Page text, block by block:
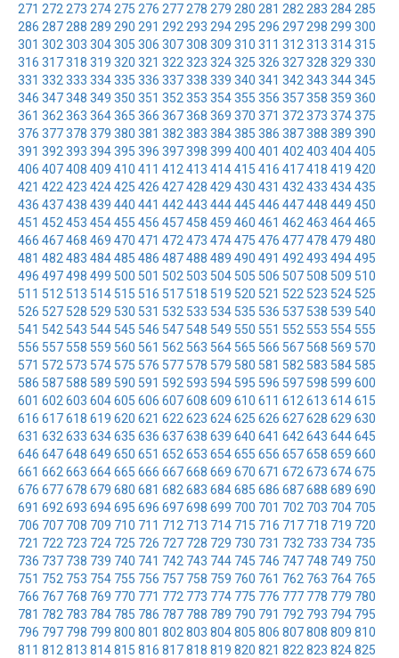
271 272 273 274 275 276 277 278 279 280 281 282 283 284 285
286 287 288 289 290 291 292 293 294 295 296 297 298 299 300
301 302 303 304305 306 307308 309 310 311 312 313 314315
316 317318 319 320 321 322 323 324325 326 327328 329 330
331 332 333 334335 336 337338 339 340 341 342 343 344345
346 347348 349 350 351 352 353 354355 356 357358 359 360
361 362 363 364365 366 367368 369 370 371 372 373 374375
376 377378 379 380 381 382 383 384385 386 387388 389 390
391 392 393 394395 396 397398 399 400 401 402 403 404405
406 407408 409 410 411 412 413 414415 416 417418 419 420
421 422 423 424425 426 427428 429 430 431 432 433 434435
436 437438 439 440 441 442 443 444445 446 447448 449 450
451 452 453 454455 456 457458 459 460 461 462 463 464465
466 467468 469 470 471 472 473 474475 476 477478 479 480
481 482 483 484485 486 487488 489 490 491 492 493 494495
496 497498 499 500 501 502 503 504 505 506 507 508 509 510
511 512 513 514 515 516 517 518 519 520 521 522 523 524 525
526 527 528 529 530 531 532 533 534 535 536 537 538 539 540
541 542 543 544 545 546 547 548 549 550 551 552 553 554 555
556 557 558 559 560 561 562 563 564 565 566 567 568 569 570
571 572 573 574 575 576 577 578 579 580 581 582 583 584 585
586 587 588 589 590 591 592 593 594 595 596 597 598 599 600
601 602 603 604605 606 607608 609 610 611 612 613 614615
616 617618 619 620 621 622 623 624625 626 627628 629 630
631 632 633 634635 636 637638 639 640 641 642 643 644645
646 647648 649 650 651 652 653 654655 656 657658 659 660
661 662 663 664665 666 667668 669 670 671 672 673 674675
676 677678 679 680 681 682 683 684685 686 687688 689 690
691 692 693 694695 696 697698 699 700 701 702 703 704 705
706 707 708 709 710 711 712 713 714 715 716 717 718 719 720
721 722 723 724 725 726 727 728 729 730 731 732 733 734 735
736 737 738 739 740 741 742 743 744 745 746 747 748 749 750
751 752 753 754 755 756 757 758 759 760 761 762 763 764 765
766 767 768 769 770 771 772 773 774 775 776 777 778 779 780
781 782 783 784 785 786 787 788 789 790 791 792 793 794 795
796 797 798 799 800 801 802 803 804805 806 807808 809 810
811 812 813 814815 816 817818 819 820 821 822 823 824825